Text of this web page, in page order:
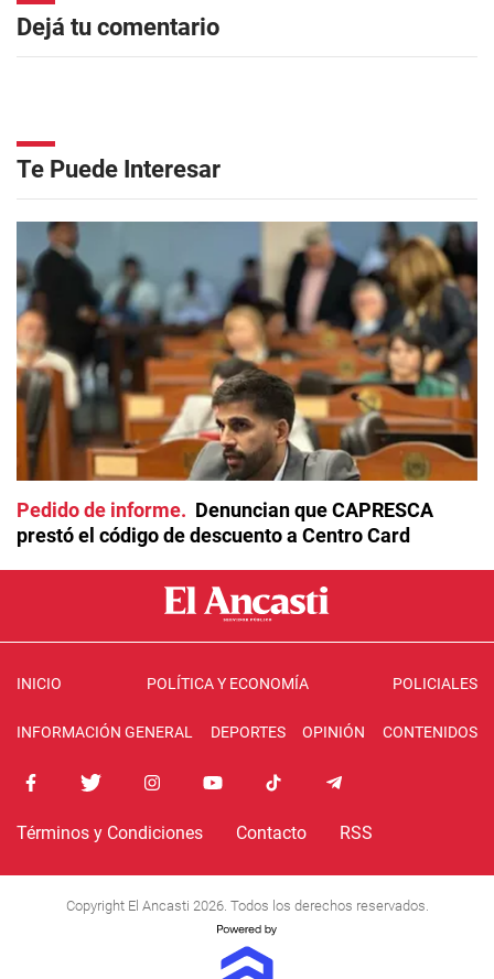
Dejá tu comentario
Te Puede Interesar
Pedido de informe
Denuncian que CAPRESCA
prestó el código de descuento a Centro Card
INICIO POLÍTICA Y ECONOMÍA POLICIALES
INFORMACIÓN GENERAL DEPORTES OPINIÓN CONTENIDOS
Términos y Condiciones Contacto RSS
Copyright El Ancasti 2026. Todos los derechos reservados.